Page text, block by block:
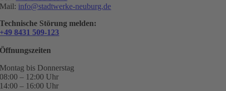
Mail: info@stadtwerke-neuburg.de
Technische Störung melden:
+49 8431 509-123
Öffnungszeiten
Montag bis Donnerstag
08:00 – 12:00 Uhr
14:00 – 16:00 Uhr